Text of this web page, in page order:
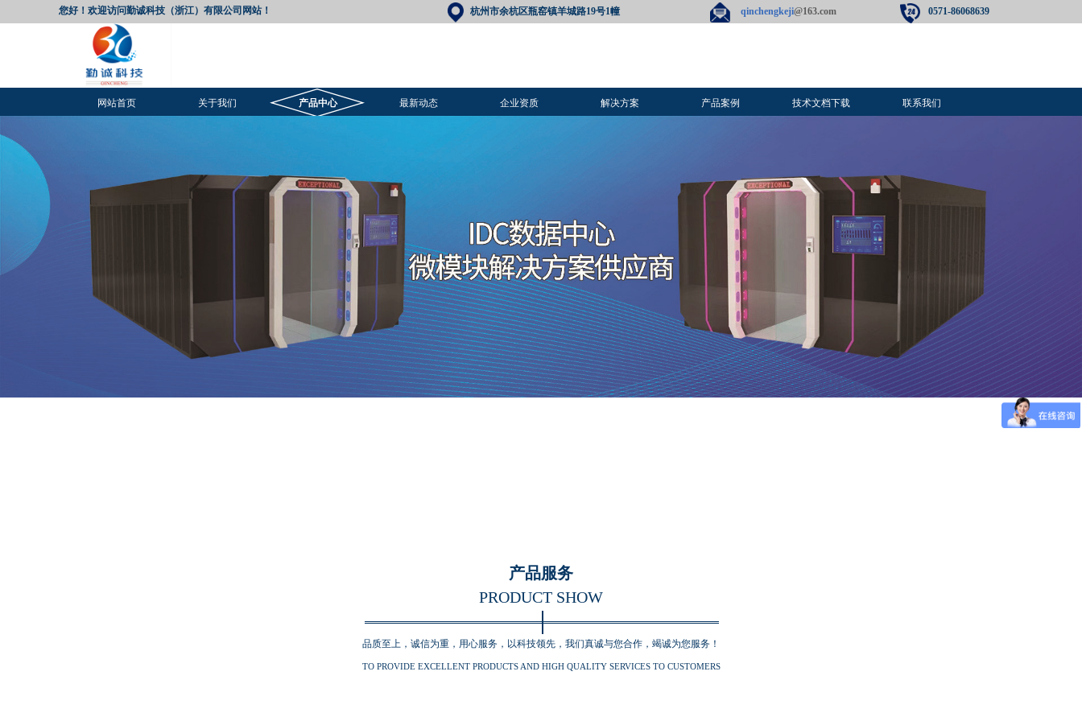
杭州市余杭区瓶窑镇羊城路19号1幢 0571-86068639
您好！欢迎访问勤诚科技（浙江）有限公司网站！ qinchengkeji@163.com​
网站首页 关于我们 产品中心 最新动态 企业资质 解决方案 产品案例 技术文档下载 联系我们
产品服务
PRODUCT SHOW
品质至上，诚信为重，用心服务，以科技领先，我们真诚与您合作，竭诚为您服务！
TO PROVIDE EXCELLENT PRODUCTS AND HIGH QUALITY SERVICES TO CUSTOMERS